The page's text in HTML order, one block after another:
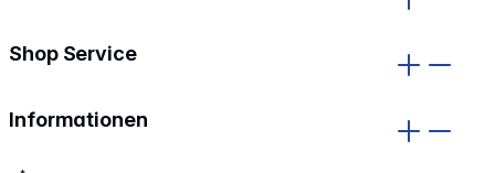
Shop Service
Informationen